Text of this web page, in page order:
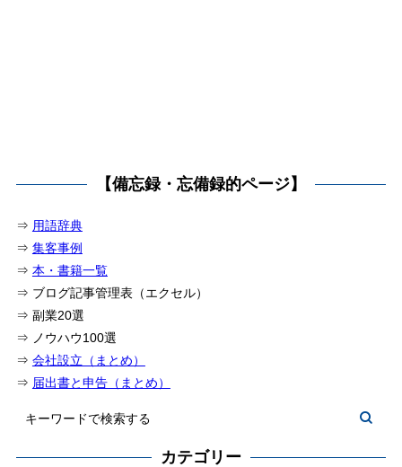
【備忘録・忘備録的ページ】
⇒ 用語辞典
⇒ 集客事例
⇒ 本・書籍一覧
⇒ ブログ記事管理表（エクセル）
⇒ 副業20選
⇒ ノウハウ100選
⇒ 会社設立（まとめ）
⇒ 届出書と申告（まとめ）
カテゴリー